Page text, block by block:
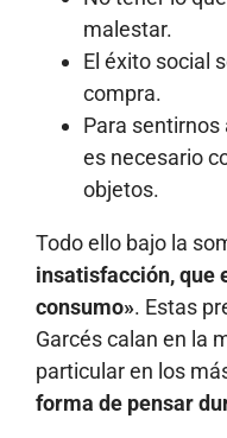
malestar.
El éxito social
compra.
Para
es necesario
objetos.
Todo ello bajo la
insatisfacción, que
consumo». Estas
Garcés calan en la
particular en los
forma de pensar